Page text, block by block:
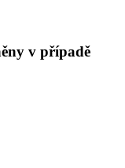
v případě